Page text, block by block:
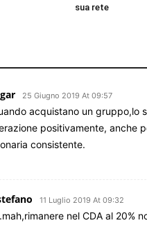
sua rete
25 Giugno 2019 At 09:57
acquistano un gruppo,lo
positivamente, anche
consistente.
11 Luglio 2019 At 09:32
nel CDA al 20%